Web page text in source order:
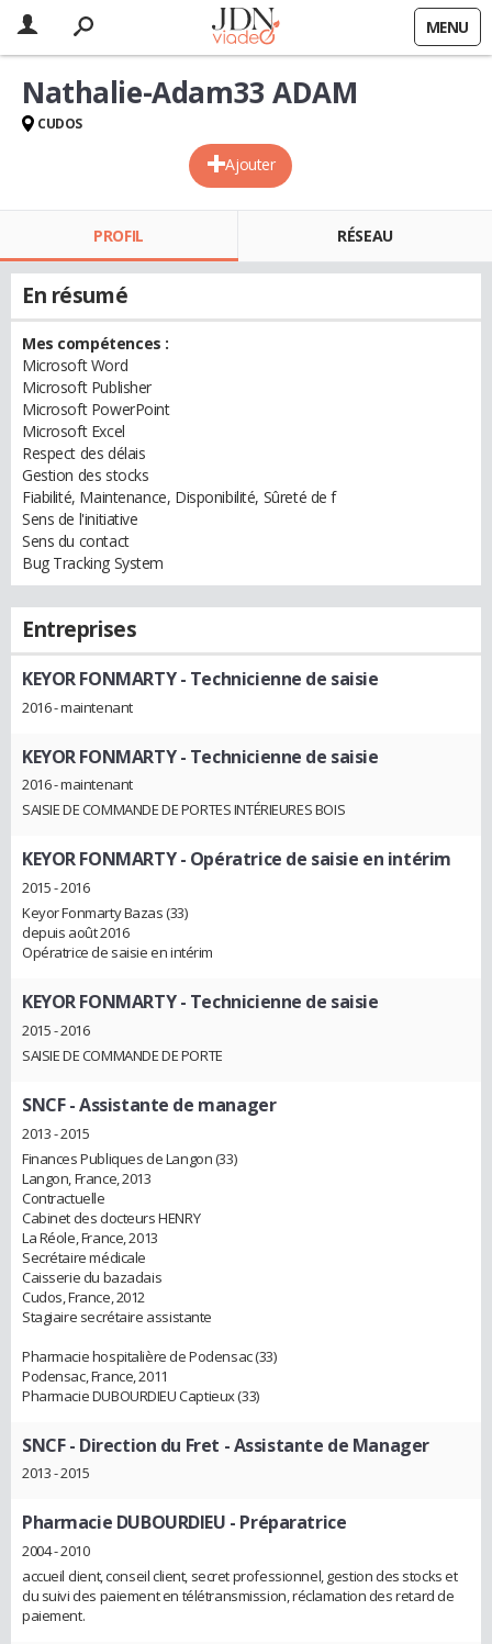
MENU
Ajouter
Nathalie-Adam33 ADAM
CUDOS
PROFIL RÉSEAU
En résumé
Mes compétences :
Microsoft Word
Microsoft Publisher
Microsoft PowerPoint
Microsoft Excel
Respect des délais
Gestion des stocks
Fiabilité, Maintenance, Disponibilité, Sûreté de f
Sens de l'initiative
Sens du contact
Bug Tracking System
Entreprises
KEYOR FONMARTY- Technicienne de saisie
2016 - maintenant
KEYOR FONMARTY- Technicienne de saisie
2016 - maintenant
SAISIE DE COMMANDE DE PORTES INTÉRIEURES BOIS
KEYOR FONMARTY- Opératrice de saisie en intérim
2015 - 2016
Keyor Fonmarty Bazas (33)
depuis août 2016
Opératrice de saisie en intérim
KEYOR FONMARTY- Technicienne de saisie
2015 - 2016
SAISIE DE COMMANDE DE PORTE
SNCF- Assistante de manager
2013 - 2015
Finances Publiques de Langon (33)
Langon, France, 2013
Contractuelle
Cabinet des docteurs HENRY
La Réole, France, 2013
Secrétaire médicale
Caisserie du bazadais
Cudos, France, 2012
Stagiaire secrétaire assistante
Pharmacie hospitalière de Podensac (33)
Podensac, France, 2011
Pharmacie DUBOURDIEU Captieux (33)
SNCF - Direction du Fret - Assistante de Manager
2013 - 2015
Pharmacie DUBOURDIEU - Préparatrice
2004 - 2010
accueil client, conseil client, secret professionnel, gestion des stocks et
du suivi des paiement en télétransmission, réclamation des retard de
paiement.